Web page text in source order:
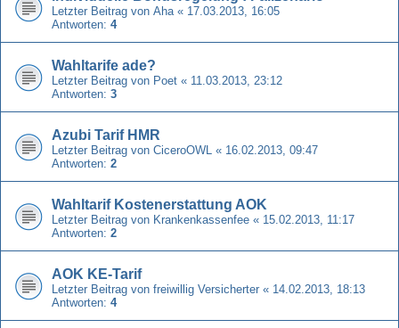
Letzter Beitrag von Aha « 17.03.2013, 16:05
Antworten: 4
Wahltarife ade?
Letzter Beitrag von Poet « 11.03.2013, 23:12
Antworten: 3
Azubi Tarif HMR
Letzter Beitrag von CiceroOWL « 16.02.2013, 09:47
Antworten: 2
Wahltarif Kostenerstattung AOK
Letzter Beitrag von Krankenkassenfee « 15.02.2013, 11:17
Antworten: 2
AOK KE-Tarif
Letzter Beitrag von freiwillig Versicherter « 14.02.2013, 18:13
Antworten: 4